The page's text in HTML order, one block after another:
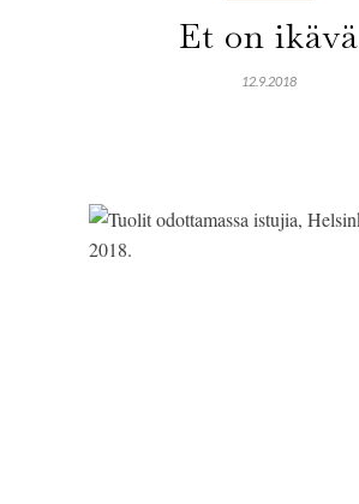
Et on ikävä
12.9.2018